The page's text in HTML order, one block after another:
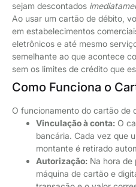
sejam descontados
Ao usar um cartão de débito,
em estabelecimentos
eletrônicos e até mesmo
semelhante ao que acontece
sem os limites de crédito que
Como Funciona o
O funcionamento do cartão de
Vinculação à conta: O
bancária. Cada vez que
montante é retirado
Autorização: Na hora de
máquina de cartão e